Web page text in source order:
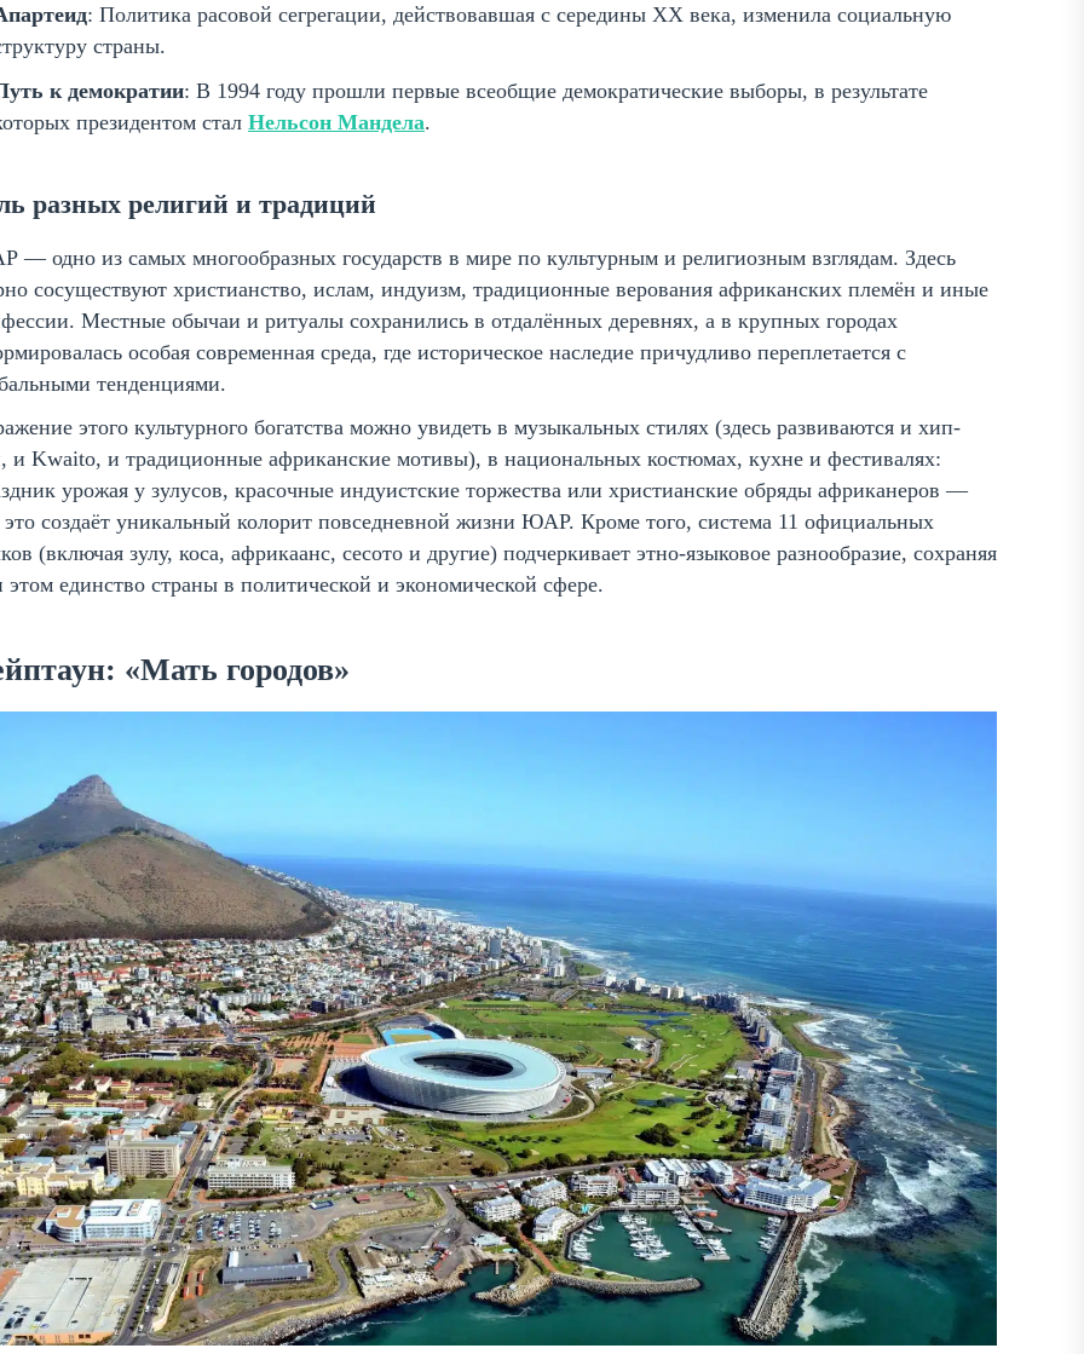
: Политика расовой сегрегации, действовавшая с середины XX века, изменила социальную
страны.
к демократии: В 1994 году прошли первые всеобщие демократические выборы, в результате
президентом стал Нельсон Мандела.
разных религий и традиций
— одно из самых многообразных государств в мире по культурным и религиозным взглядам. Здесь
сосуществуют христианство, ислам, индуизм, традиционные верования африканских племён и иные
Местные обычаи и ритуалы сохранились в отдалённых деревнях, а в крупных городах
особая современная среда, где историческое наследие причудливо переплетается с
тенденциями.
этого культурного богатства можно увидеть в музыкальных стилях (здесь развиваются и хип-
и Kwaito, и традиционные африканские мотивы), в национальных костюмах, кухне и фестивалях:
урожая у зулусов, красочные индуистские торжества или христианские обряды африканеров —
это создаёт уникальный колорит повседневной жизни ЮАР. Кроме того, система 11 официальных
(включая зулу, коса, африкаанс, сесото и другие) подчеркивает этно-языковое разнообразие, сохраняя
этом единство страны в политической и экономической сфере.
«Мать городов»